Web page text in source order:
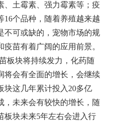
、土霉素、强力霉素等；疫
16个品种，随着养殖越来越
不可或缺的，宠物市场的规
苗有着广阔的应用前景。
板块将持续发力，化药随
将会有全面的增长，会继续
块这几年累计投入20多亿
，未来会有较快的增长，随
板块未来5年左右会进入行